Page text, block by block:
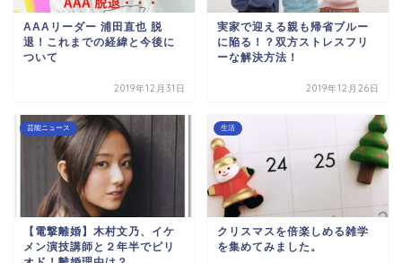
AAAリーダー 浦田直也 脱
退！これまでの経緯と今後に
ついて
2019年12月31日
実家で迎える親も帰省ブルー
に陥る！？双方ストレスフリ
ーな解決方法！
2019年12月26日
芸能ニュース
【電撃離婚】木村文乃、イケ
メン演技講師と２年半でピリ
生活
クリスマスを倍楽しめる雑学
を集めてみました。